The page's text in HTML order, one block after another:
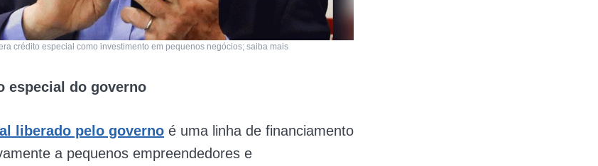
crédito especial como investimento em pequenos negócios; saiba mais
especial do governo
liberado pelo governo é uma linha de financiamento
a pequenos empreendedores e